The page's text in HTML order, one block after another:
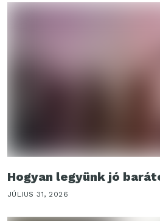
Hogyan legyünk jó
JÚLIUS 31, 2026